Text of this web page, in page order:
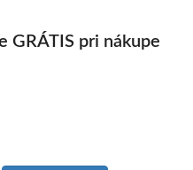
GRÁTIS pri nákupe